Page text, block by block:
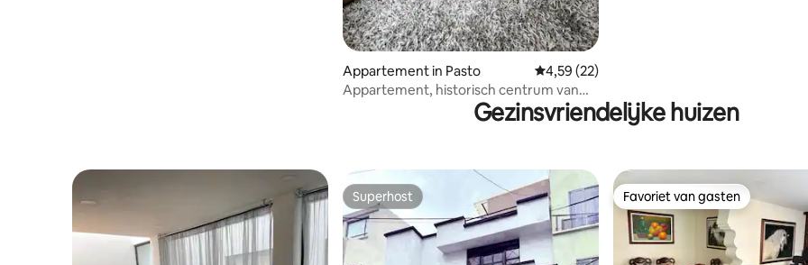
Appartement in Pasto Gemiddelde beoordeling van 4,59 uit 5, 22
4,59 (22)
Appartement, historisch centrum van
Gezinsvriendelijke huizen
Superhost
Superhost Favoriet van gasten
Favoriet van gasten